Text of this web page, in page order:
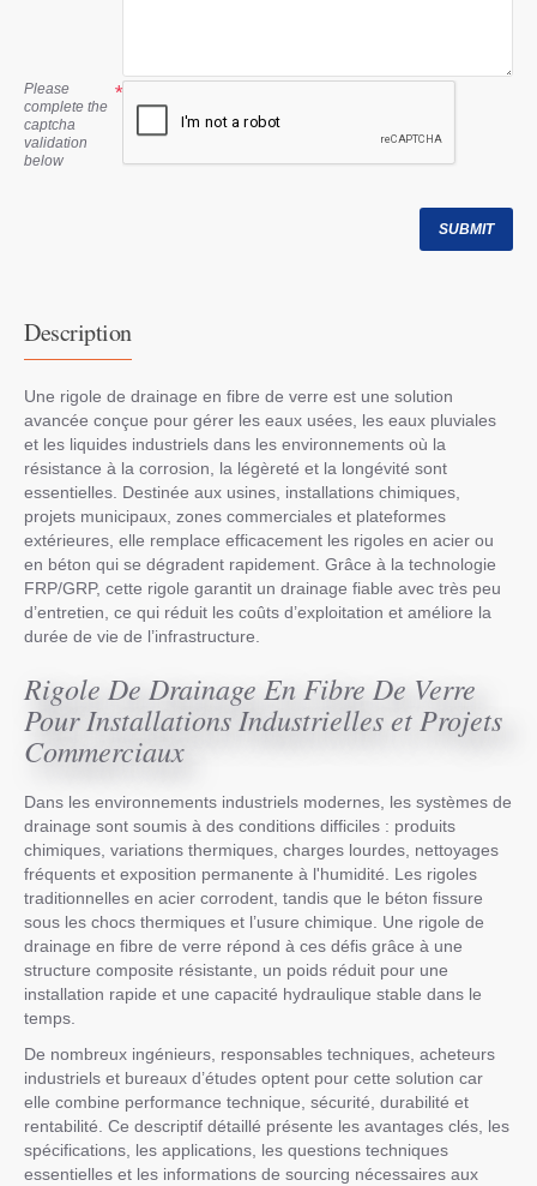
Please
complete the
captcha
validation
below
SUBMIT
Description
Une rigole de drainage en fibre de verre est une solution
avancée conçue pour gérer les eaux usées, les eaux pluviales
et les liquides industriels dans les environnements où la
résistance à la corrosion, la légèreté et la longévité sont
essentielles. Destinée aux usines, installations chimiques,
projets municipaux, zones commerciales et plateformes
extérieures, elle remplace efficacement les rigoles en acier ou
en béton qui se dégradent rapidement. Grâce à la technologie
FRP/GRP, cette rigole garantit un drainage fiable avec très peu
d’entretien, ce qui réduit les coûts d’exploitation et améliore la
durée de vie de l’infrastructure.
Rigole De Drainage En Fibre De Verre
Pour Installations Industrielles et Projets
Commerciaux
Dans les environnements industriels modernes, les systèmes de
drainage sont soumis à des conditions difficiles : produits
chimiques, variations thermiques, charges lourdes, nettoyages
fréquents et exposition permanente à l'humidité. Les rigoles
traditionnelles en acier corrodent, tandis que le béton fissure
sous les chocs thermiques et l’usure chimique. Une rigole de
drainage en fibre de verre répond à ces défis grâce à une
structure composite résistante, un poids réduit pour une
installation rapide et une capacité hydraulique stable dans le
temps.
De nombreux ingénieurs, responsables techniques, acheteurs
industriels et bureaux d’études optent pour cette solution car
elle combine performance technique, sécurité, durabilité et
rentabilité. Ce descriptif détaillé présente les avantages clés, les
spécifications, les applications, les questions techniques
essentielles et les informations de sourcing nécessaires aux